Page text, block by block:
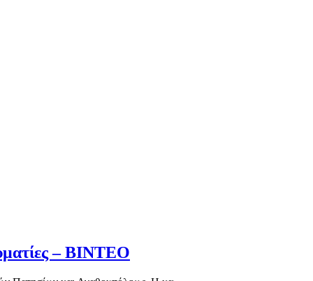
– BINTEO